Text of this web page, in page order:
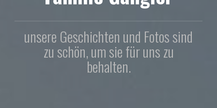
unsere Geschichten und Fotos sind
zu schön, um sie für uns zu
behalten.